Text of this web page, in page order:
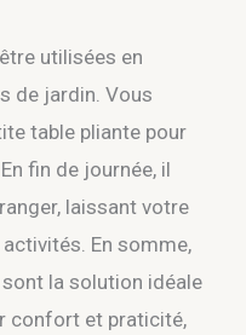
utilisées en
de jardin. Vous
table pliante pour
fin de journée, il
laissant votre
En somme,
la solution idéale
confort et praticité,